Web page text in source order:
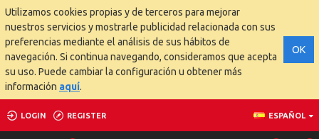
Utilizamos cookies propias y de terceros para mejorar
nuestros servicios y mostrarle publicidad relacionada con sus
preferencias mediante el análisis de sus hábitos de
navegación. Si continua navegando, consideramos que acepta
su uso. Puede cambiar la configuración u obtener más
información aquí.
OK
LOGIN REGISTER ESPAÑOL